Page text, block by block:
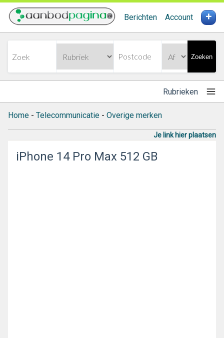
Berichten Account +
Zoeken
Rubrieken
Home - Telecommunicatie - Overige merken
Je link hier plaatsen
iPhone 14 Pro Max 512 GB